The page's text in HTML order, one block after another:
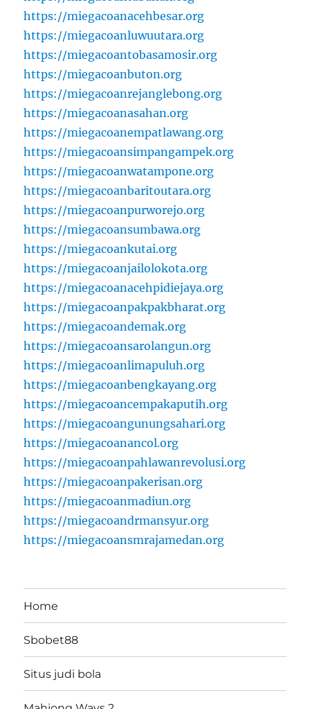
https://miegacoanacehbesar.org
https://miegacoanluwuutara.org
https://miegacoantobasamosir.org
https://miegacoanbuton.org
https://miegacoanrejanglebong.org
https://miegacoanasahan.org
https://miegacoanempatlawang.org
https://miegacoansimpangampek.org
https://miegacoanwatampone.org
https://miegacoanbaritoutara.org
https://miegacoanpurworejo.org
https://miegacoansumbawa.org
https://miegacoankutai.org
https://miegacoanjailolokota.org
https://miegacoanacehpidiejaya.org
https://miegacoanpakpakbharat.org
https://miegacoandemak.org
https://miegacoansarolangun.org
https://miegacoanlimapuluh.org
https://miegacoanbengkayang.org
https://miegacoancempakaputih.org
https://miegacoangunungsahari.org
https://miegacoanancol.org
https://miegacoanpahlawanrevolusi.org
https://miegacoanpakerisan.org
https://miegacoanmadiun.org
https://miegacoandrmansyur.org
https://miegacoansmrajamedan.org
Home
Sbobet88
Situs judi bola